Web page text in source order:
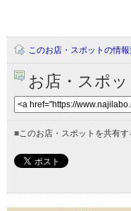
このお店・スポットの情
お店・スポ
■このお店・スポットを共有す